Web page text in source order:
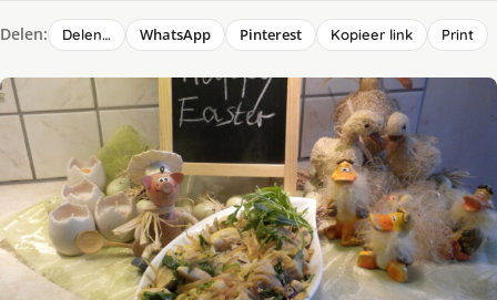
Delen: Delen… WhatsApp Pinterest Kopieer link Print